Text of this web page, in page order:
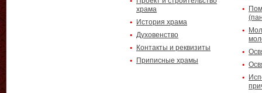
храма
История храма
Духовенство
Контакты и реквизиты
Приписные храмы